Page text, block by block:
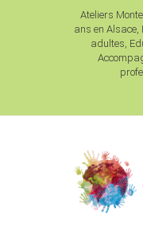
Ateliers
ans en Alsace,
adultes,